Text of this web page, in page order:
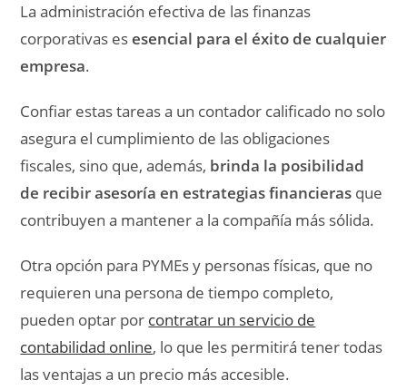
La administración efectiva de las finanzas
corporativas esesencial para el éxito de cualquier
empresa.
Confiar estas tareas a un contador calificado no solo
asegura el cumplimiento de las obligaciones
fiscales, sino que, además, brinda la posibilidad
de recibir asesoría en estrategias financieras que
contribuyen a mantener a la compañía más sólida.
Otra opción para PYMEs y personas físicas, que no
requieren una persona de tiempo completo,
pueden optar por contratar un servicio de
contabilidad online, lo que les permitirá tener todas
las ventajas a un precio más accesible.